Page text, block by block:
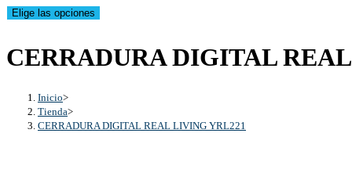
Elige las opciones
CERRADURA DIGITAL
Inicio>
Tienda>
CERRADURA DIGITAL REAL LIVING YRL221